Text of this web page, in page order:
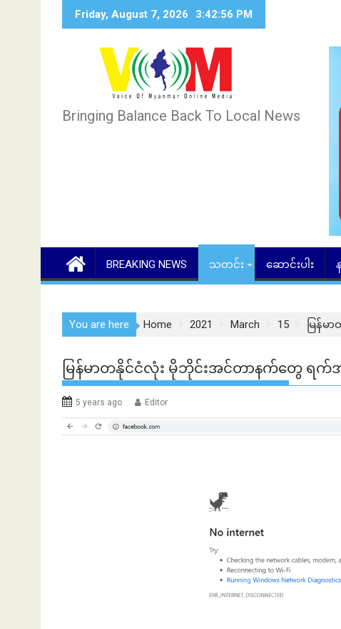
Friday, August 7, 2026 3:42:57 PM
Bringing Balance Back To Local News
BREAKING NEWS သတင်း ဆောင်းပါး
You are here Home 2021 March 15 မြန်
မြန်မာတနိုင်ငံလုံး မိုဘိုင်းအင်တာနက်တွေ
5 years ago Editor